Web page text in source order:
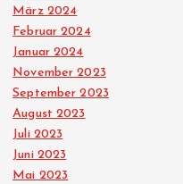
März 2024
Februar 2024
Januar 2024
November 2023
September 2023
August 2023
Juli 2023
Juni 2023
Mai 2023